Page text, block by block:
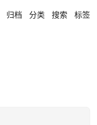
归档 分类 搜索 标签